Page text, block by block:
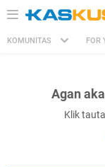
KOMUNITAS FOR
Agan
Klik